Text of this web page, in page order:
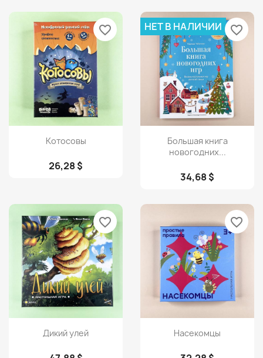
Просмотр
Котосовы
26,28 $
favorite_border
Просмотр
Большая книга
новогодних...
34,68 $
НЕТ В НАЛИЧИИ favorite_border
Просмотр
Дикий улей
favorite_border
Просмотр
Насекомцы
favorite_border